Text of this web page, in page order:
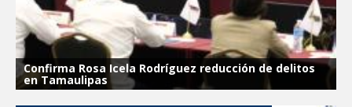
Confirma Rosa Icela Rodríguez reducción de delitos
en Tamaulipas